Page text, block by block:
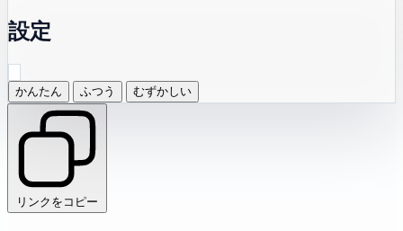
設定
かんたん ふつう むずかしい
リンクをコピー